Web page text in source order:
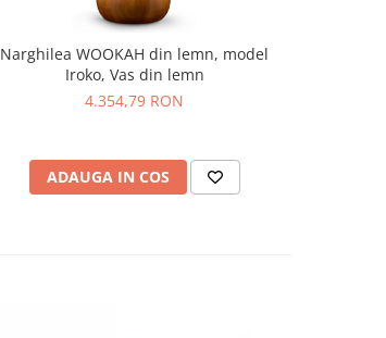
Narghilea WOOKAH din lemn, model
Iroko, Vas din lemn
4.354,79 RON
ADAUGA IN COS